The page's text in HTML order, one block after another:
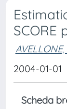
SCORE
2004-01-01
Scheda